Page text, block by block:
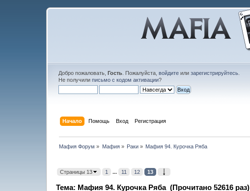
Добро пожаловать,Гость . Пожалуйста,войдите илизарегистрируйтесь
Не получилиписьмо с кодом активации?
Начало Помощь Вход Регистрация
Мафия Форум » Мафия» Раки» Мафия 94. Курочка Ряба
Страницы 13 1 ... 11 12 13
Тема: Мафия 94. Курочка Ряба (Прочитано 52616 раз)